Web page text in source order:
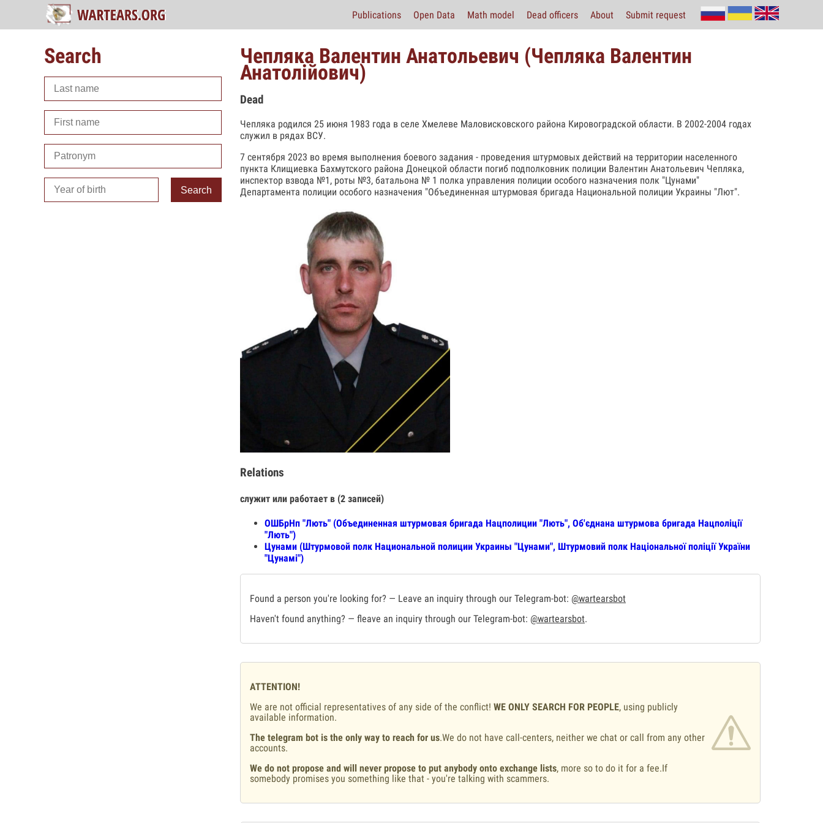
Publications Open Data Math model Dead officers About Submit request
Search
Search
Чепляка Валентин Анатольевич (Чепляка Валентин
Анатолійович)
Dead
Чепляка родился 25 июня 1983 года в селе Хмелеве Маловисковского района Кировоградской области. В 2002-2004 годах
служил в рядах ВСУ.
7 сентября 2023 во время выполнения боевого задания - проведения штурмовых действий на территории населенного
пункта Клищиевка Бахмутского района Донецкой области погиб подполковник полиции Валентин Анатольевич Чепляка,
инспектор взвода №1, роты №3, батальона № 1 полка управления полиции особого назначения полк "Цунами"
Департамента полиции особого назначения "Объединенная штурмовая бригада Национальной полиции Украины "Лют".
Relations
служит или работает в (2 записей)
ОШБрНп "Лють" (Объединенная штурмовая бригада Нацполиции "Лють", Об'єднана штурмова бригада Нацполіції
"Лють")
Цунами (Штурмовой полк Национальной полиции Украины "Цунами", Штурмовий полк Національної поліції України
"Цунамі")
Found a person you're looking for? — Leave an inquiry through our Telegram-bot: @wartearsbot
Haven't found anything? — fleave an inquiry through our Telegram-bot: @wartearsbot.
ATTENTION!
We are not official representatives of any side of the conflict! WE ONLY SEARCH FOR PEOPLE, using publicly
available information.
The telegram bot is the only way to reach for us.We do not have call-centers, neither we chat or call from any other
accounts.
We do not propose and will never propose to put anybody onto exchange lists, more so to do it for a fee.If
somebody promises you something like that - you're talking with scammers.